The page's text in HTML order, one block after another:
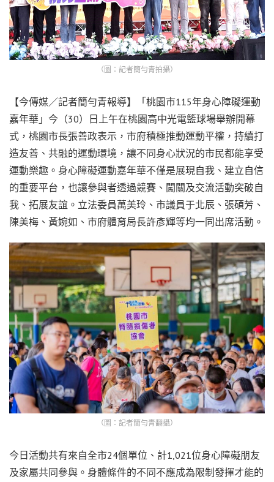
（圖：記者簡勻青拍攝）
【今傳媒／記者簡勻青報導】「桃園市115年身心障礙運動
嘉年華」今（30）日上午在桃園高中光電籃球場舉辦開幕
式，桃園市長張善政表示，市府積極推動運動平權，持續打
造友善、共融的運動環境，讓不同身心狀況的市民都能享受
運動樂趣。身心障礙運動嘉年華不僅是展現自我、建立自信
的重要平台，也讓參與者透過競賽、闖關及交流活動突破自
我、拓展友誼。立法委員萬美玲、市議員于北辰、張碩芳、
陳美梅、黃婉如、市府體育局長許彥輝等均一同出席活動。
（圖：記者簡勻青翻攝）
今日活動共有來自全市24個單位、計1,021位身心障礙朋友
及家屬共同參與。身體條件的不同不應成為限制發揮才能的